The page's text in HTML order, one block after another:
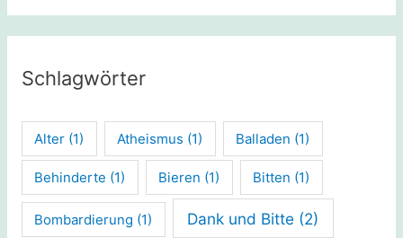
Schlagwörter
Alter (1) Atheismus (1) Balladen (1)
Behinderte (1) Bieren (1) Bitten (1)
Bombardierung (1) Dank und Bitte (2)